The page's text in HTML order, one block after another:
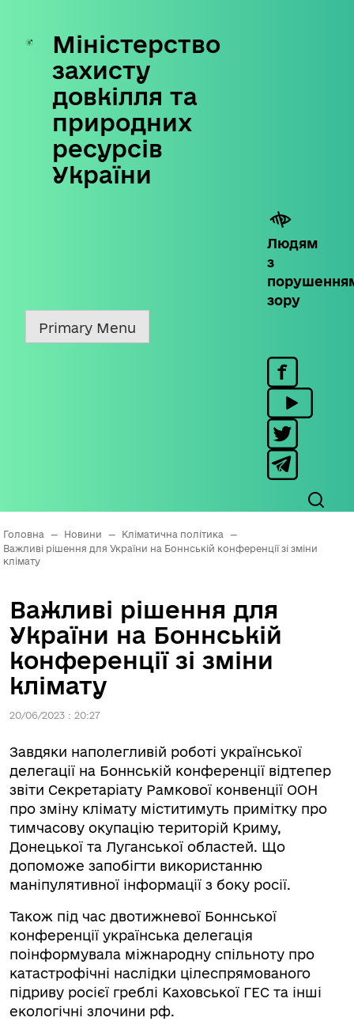
Skip
content
Міністерство
захисту
довкілля та
природних
ресурсів
України
Людям
з
зору
Primary Menu
Головна — Новини — Кліматична політика
—
Важливі рішення для України на Боннській конференції зі зміни
клімату
Важливі рішення для
України на Боннській
конференції зі зміни
клімату
20/06/2023 : 20:27
Завдяки наполегливій роботі української
делегації на Боннській конференції відтепер
звіти Секретаріату Рамкової конвенції ООН
про зміну клімату міститимуть примітку про
тимчасову окупацію територій Криму,
Донецької та Луганської областей. Що
допоможе запобігти використанню
маніпулятивної інформації з боку росії.
Також під час двотижневої Боннської
конференції українська делегація
поінформувала міжнародну спільноту про
катастрофічні наслідки цілеспрямованого
підриву росієї греблі Каховської ГЕС та інші
екологічні злочини рф.